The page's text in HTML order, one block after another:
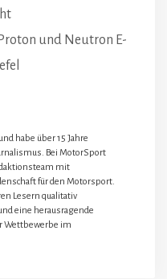
und Neutron E-
habe über 15 Jahre
Bei MotorSport
mit
für den Motorsport.
Lesern qualitativ
eine herausragende
Wettbewerbe im